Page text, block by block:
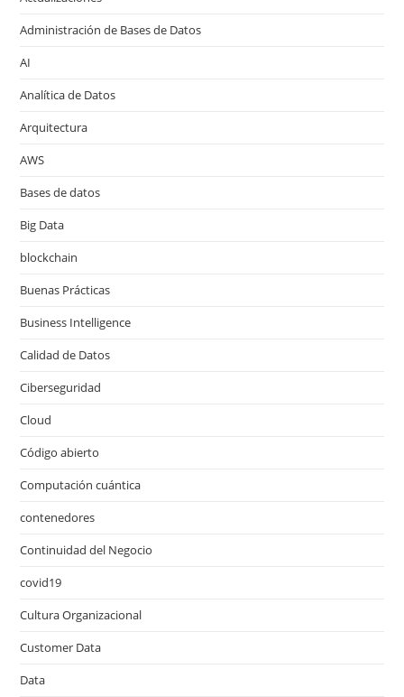
Administración de Bases de Datos
AI
Analítica de Datos
Arquitectura
AWS
Bases de datos
Big Data
blockchain
Buenas Prácticas
Business Intelligence
Calidad de Datos
Ciberseguridad
Cloud
Código abierto
Computación cuántica
contenedores
Continuidad del Negocio
covid19
Cultura Organizacional
Customer Data
Data